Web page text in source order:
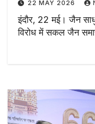
22 MAY 2026
इंदौर, 22 मई। जैन
विरोध में सकल जैन